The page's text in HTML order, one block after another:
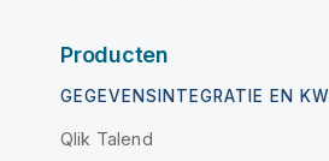
Producten
GEGEVENSINTEGRATIE EN
Qlik Talend